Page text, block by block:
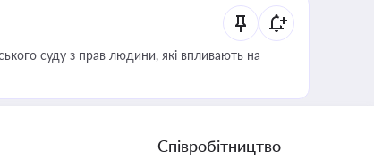
суду з прав людини, які впливають на
Співробітництво